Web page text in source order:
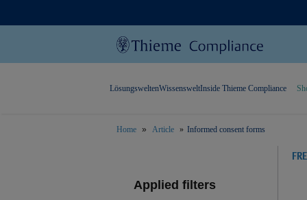
LösungsweltenWissensweltInside Thieme Compliance
Home Article Informed consent forms
Applied filters